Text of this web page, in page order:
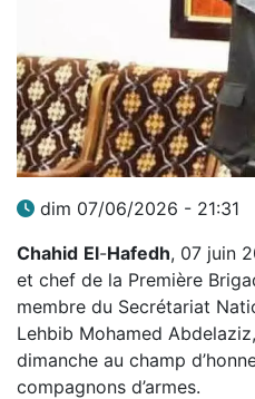
dim 07/06/2026 - 21:31
Chahid El-Hafedh, 07 juin
et chef de la Première
membre du Secrétariat
Lehbib Mohamed
dimanche au champ
compagnons d’armes.